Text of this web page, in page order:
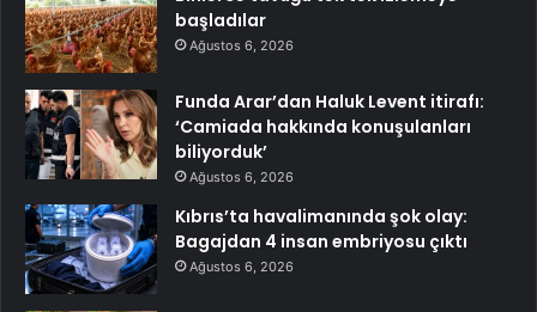
başladılar
Ağustos 6, 2026
Funda Arar’dan Haluk Levent itirafı:
‘Camiada hakkında konuşulanları
biliyorduk’
Ağustos 6, 2026
Kıbrıs’ta havalimanında şok olay:
Bagajdan 4 insan embriyosu çıktı
Ağustos 6, 2026